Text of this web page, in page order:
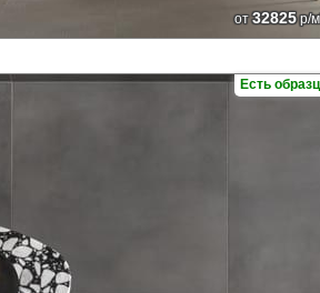
от32825р/
Есть